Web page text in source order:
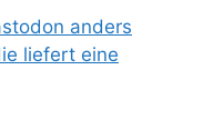
anders
liefert eine